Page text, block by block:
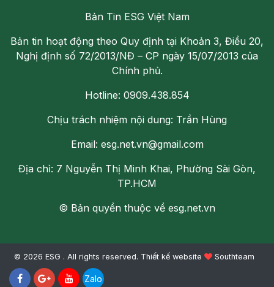
Bản Tin ESG Việt Nam
Bản tin hoạt động theo Quy định tại Khoản 3, Điều 20,
Nghị định số 72/2013/NĐ – CP ngày 15/07/2013 của
Chính phủ.
Hotline: 0909.438.854
Chịu trách nhiệm nội dung: Trần Hùng
Email: esg.net.vn@gmail.com
Địa chỉ: 7 Nguyễn Thị Minh Khai, Phường Sài Gòn,
TP.HCM
© Bản quyền thuộc về esg.net.vn
© 2026 ESG . All rights reserved. Thiết kế website Southteam
Zalo